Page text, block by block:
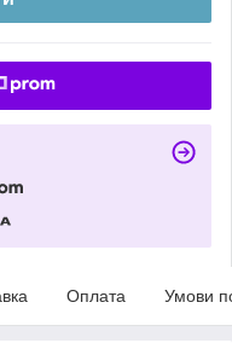
Оплата Умови